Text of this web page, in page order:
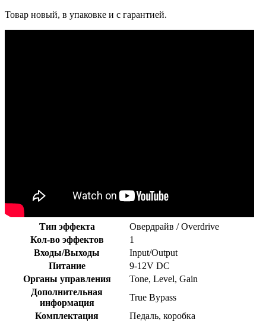
Товар новый, в упаковке и с гарантией.
Тип эффекта
Овердрайв / Overdrive
Кол-во эффектов
1
Входы/Выходы
Input/Output
Питание
9-12V DC
Органы управления
Tone, Level, Gain
Дополнительная
информация
True Bypass
Комплектация
Педаль, коробка